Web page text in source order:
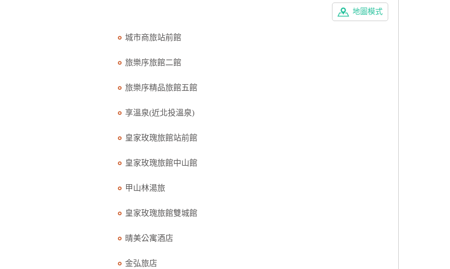
地圖模式
城市商旅站前館
旅樂序旅館二館
旅樂序精品旅館五館
享溫泉(近北投溫泉)
皇家玫瑰旅館站前館
皇家玫瑰旅館中山館
甲山林湯旅
皇家玫瑰旅館雙城館
晴美公寓酒店
金弘旅店